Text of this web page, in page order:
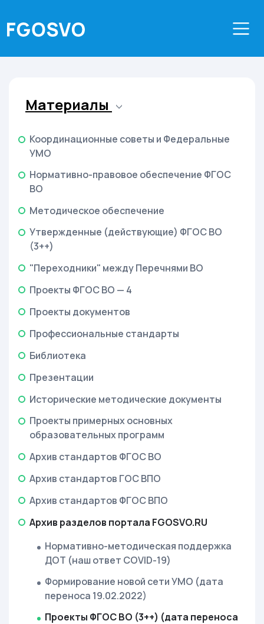
Материалы
Координационные советы и Федеральные
УМО
Нормативно-правовое обеспечение ФГОС
ВО
Методическое обеспечение
Утвержденные (действующие) ФГОС ВО
(3++)
"Переходники" между Перечнями ВО
Проекты ФГОС ВО — 4
Проекты документов
Профессиональные стандарты
Библиотека
Презентации
Исторические методические документы
Проекты примерных основных
образовательных программ
Архив стандартов ФГОС ВО
Архив стандартов ГОС ВПО
Архив стандартов ФГОС ВПО
Архив разделов портала FGOSVO.RU
Нормативно-методическая поддержка
ДОТ (наш ответ COVID-19)
Формирование новой сети УМО (дата
переноса 19.02.2022)
Проекты ФГОС ВО (3++) (дата переноса